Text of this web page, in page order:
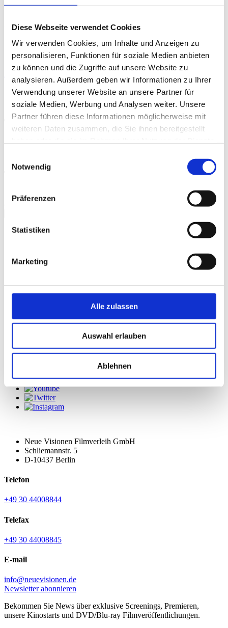
Diese Webseite verwendet Cookies
Wir verwenden Cookies, um Inhalte und Anzeigen zu
personalisieren, Funktionen für soziale Medien anbieten
zu können und die Zugriffe auf unsere Website zu
analysieren. Außerdem geben wir Informationen zu Ihrer
Verwendung unserer Website an unsere Partner für
soziale Medien, Werbung und Analysen weiter. Unsere
Partner führen diese Informationen möglicherweise mit
weiteren Daten zusammen, die Sie ihnen bereitgestellt
Notwendig
Präferenzen
Statistiken
Marketing
Alle zulassen
Auswahl erlauben
Ablehnen
REGIE
Gilles de Maistre
ALS VOD
Trailer
Trailer "Morgen gehört uns"
Bitteakzeptieren Sie Präferenz-Cookies
, um dieses Video
anzusehen.
Galerie
FOLGE UNS
Neue Visionen Filmverleih GmbH
Schliemannstr. 5
D-10437 Berlin
Telefon
+49 30 44008844
Telefax
+49 30 44008845
E-mail
info@neuevisionen.de
Newsletter abonnieren
Bekommen Sie News über exklusive Screenings, Premieren,
unsere Kinostarts und DVD/Blu-ray Filmveröffentlichungen.